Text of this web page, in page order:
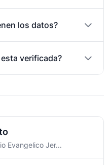
los datos?
verificada?
Evangelico Jer...